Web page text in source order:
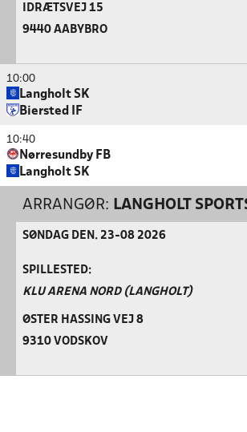
IDRÆTSVEJ 15
9440 AABYBRO
10:00
Langholt SK
Biersted IF
10:40
Nørresundby FB
Langholt SK
ARRANGØR: LANGHOLT
SØNDAG DEN. 23-08 2026
SPILLESTED:
KLU ARENA NORD (LANGHOLT)
ØSTER HASSING VEJ 8
9310 VODSKOV